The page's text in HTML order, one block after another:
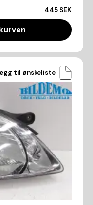
445 SEK
til ønskeliste